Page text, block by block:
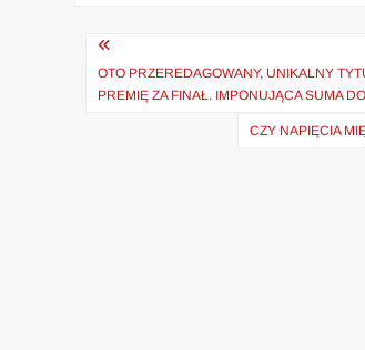
Nawigacja
wpisu
OTO PRZEREDAGOWANY, UNIKALNY
PREMIĘ ZA FINAŁ. IMPONUJĄCA SUMA
CZY NAPIĘCIA